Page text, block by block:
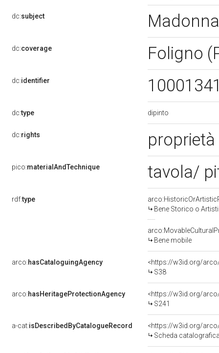
dc:subject
dc:coverage Foligno
dc:identifier
dc:type dipinto
dc:rights
pico:materialAndTechnique tavola/
rdf:type
Bene Storico o
Bene mobile
arco:hasCataloguingAgency
<https://w3id.org/
S38
arco:hasHeritageProtectionAgency
<https://w3id.org/
S241
a-cat:isDescribedByCatalogueRecord
<https://w3id.org/
Scheda